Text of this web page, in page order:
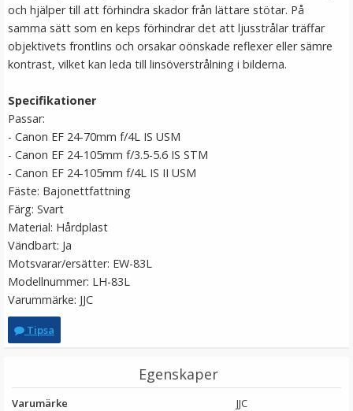
JJC Motljusskydd för Canon EF 40mm f/2.8 STM
motsvarar ES-52
och hjälper till att förhindra skador från lättare stötar. På
samma sätt som en keps förhindrar det att ljusstrålar träffar
objektivets frontlins och orsakar oönskade reflexer eller sämre
kontrast, vilket kan leda till linsöverstrålning i bilderna.
Specifikationer
Passar:
- Canon EF 24-70mm f/4L IS USM
- Canon EF 24-105mm f/3.5-5.6 IS STM
- Canon EF 24-105mm f/4L IS II USM
Fäste: Bajonettfattning
Färg: Svart
Material: Hårdplast
Vändbart: Ja
Motsvarar/ersätter: EW-83L
Modellnummer: LH-83L
Varummärke: JJC
Tipsa
Egenskaper
Varumärke
JJC